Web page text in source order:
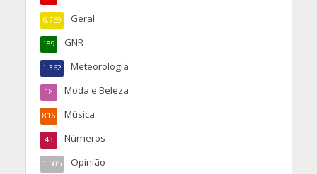
Geral
6.769
GNR
189
Meteorologia
1.362
Moda e Beleza
18
Música
816
Números
43
Opinião
1.505